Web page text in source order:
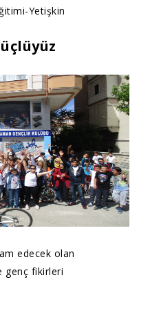
Yetişkin
edecek olan
genç fikirleri